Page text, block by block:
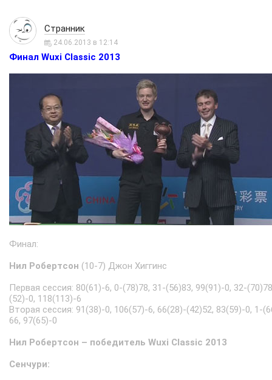
Странник
24.06.2013 в 12:14
Финал Wuxi Classic 2013
Финал:
Нил Робертсон (10-7) Джон Хиггинс
Первая сессия: 80(61)-6, 0-(78)78, 31-(56)83, 99(91)-0, 32-
(52)-0, 118(113)-6
Вторая сессия: 91(38)-0, 106(57)-6, 66(28)-(42)52, 83(59)-0, 1-
66, 97(65)-0
Нил Робертсон – победитель Wuxi Classic 2013
Сенчури: